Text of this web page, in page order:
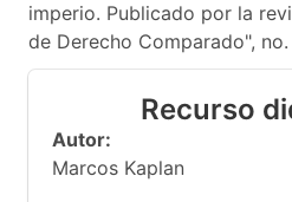
imperio. Publicado por la
de Derecho Comparado",
Recurso
Autor:
Marcos Kaplan